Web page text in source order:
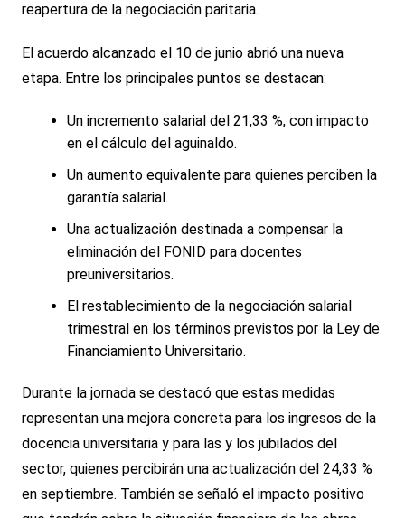
reapertura de la negociación paritaria.
El acuerdo alcanzado el 10 de junio abrió una nueva
etapa. Entre los principales puntos se destacan:
Un incremento salarial del 21,33 %, con impacto
en el cálculo del aguinaldo.
Un aumento equivalente para quienes perciben la
garantía salarial.
Una actualización destinada a compensar la
eliminación del FONID para docentes
preuniversitarios.
El restablecimiento de la negociación salarial
trimestral en los términos previstos por la Ley de
Financiamiento Universitario.
Durante la jornada se destacó que estas medidas
representan una mejora concreta para los ingresos de la
docencia universitaria y para las y los jubilados del
sector, quienes percibirán una actualización del 24,33 %
en septiembre. También se señaló el impacto positivo